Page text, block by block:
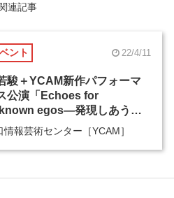
連記事
ント 22/4/11
駿＋YCAM新作パフォーマ
公演「Echoes for
egos―発現しあう響
ち」
情報芸術センター［YCAM］